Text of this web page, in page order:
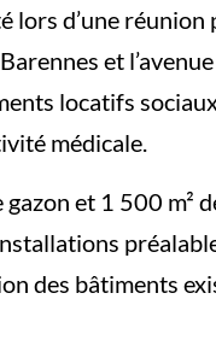
lors d’une
et
locatifs
médicale.
et 1 500 m²
des bâtiments